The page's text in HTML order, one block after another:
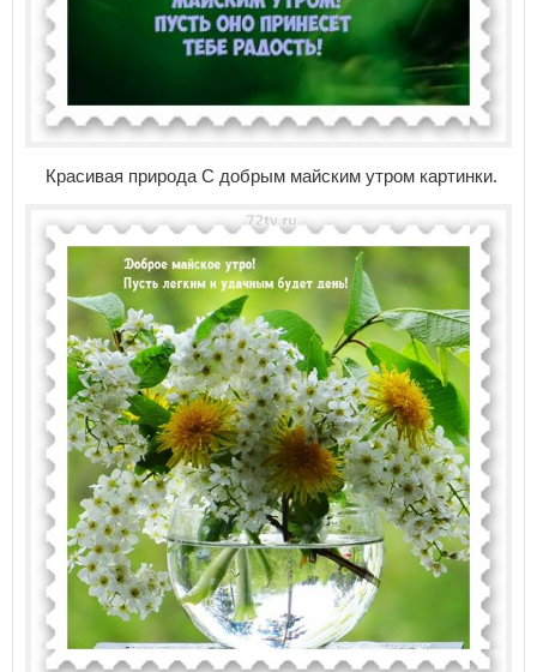
Красивая природа С добрым майским утром картинки.